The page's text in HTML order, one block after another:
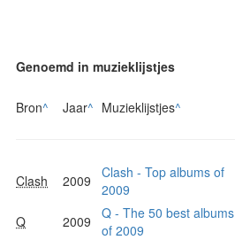
Genoemd in muzieklijstjes
Bron^ Jaar^ Muzieklijstjes^
Clash 2009
Clash - Top albums of
2009
Q 2009
Q - The 50 best albums
of 2009